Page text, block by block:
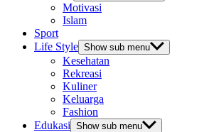
Motivasi
Islam
Sport
Life Style Show sub menu
Kesehatan
Rekreasi
Kuliner
Keluarga
Fashion
Edukasi Show sub menu